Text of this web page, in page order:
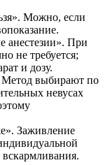
Можно, если
анестезии». При
не требуется;
и дозу.
Метод выбирают по
невусах
Заживление
вскармливания.